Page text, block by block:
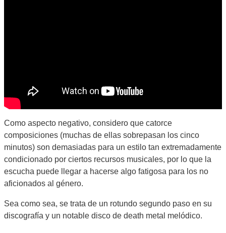
Como aspecto negativo, considero que catorce
composiciones (muchas de ellas sobrepasan los cinco
minutos) son demasiadas para un estilo tan extremadamente
condicionado por ciertos recursos musicales, por lo que la
escucha puede llegar a hacerse algo fatigosa para los no
aficionados al género.
Sea como sea, se trata de un rotundo segundo paso en su
discografía y un notable disco de death metal melódico.